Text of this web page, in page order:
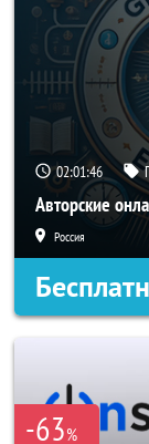
02:01:46
Авторские
Россия
-63%